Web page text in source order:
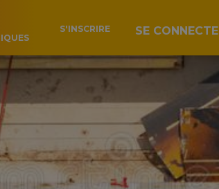
S'INSCRIRE SE